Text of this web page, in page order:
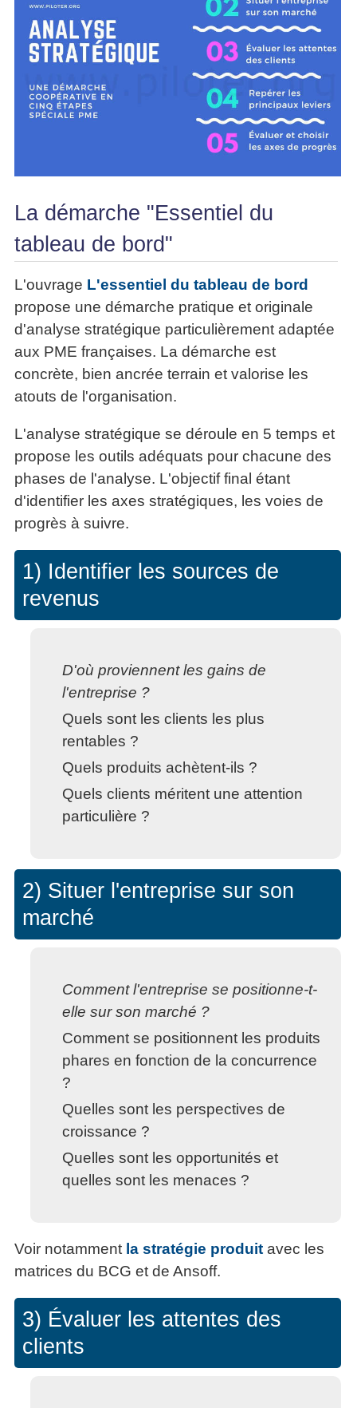
PDF
gratuits
»»»
La démarche "Essentiel du
tableau de bord"
L'ouvrage L'essentiel du tableau de bord
propose une démarche pratique et originale
d'analyse stratégique particulièrement adaptée
aux PME françaises. La démarche est
concrète, bien ancrée terrain et valorise les
atouts de l'organisation.
L'analyse stratégique se déroule en 5 temps et
propose les outils adéquats pour chacune des
phases de l'analyse. L'objectif final étant
d'identifier les axes stratégiques, les voies de
progrès à suivre.
1) Identifier les sources de
revenus
D'où proviennent les gains de
l'entreprise ?
Quels sont les clients les plus
rentables ?
Quels produits achètent-ils ?
Quels clients méritent une attention
particulière ?
2) Situer l'entreprise sur son
marché
Comment l'entreprise se positionne-t-
elle sur son marché ?
Comment se positionnent les produits
phares en fonction de la concurrence
?
Quelles sont les perspectives de
croissance ?
Quelles sont les opportunités et
quelles sont les menaces ?
Voir notamment la stratégie produit avec les
matrices du BCG et de Ansoff.
3) Évaluer les attentes des
clients